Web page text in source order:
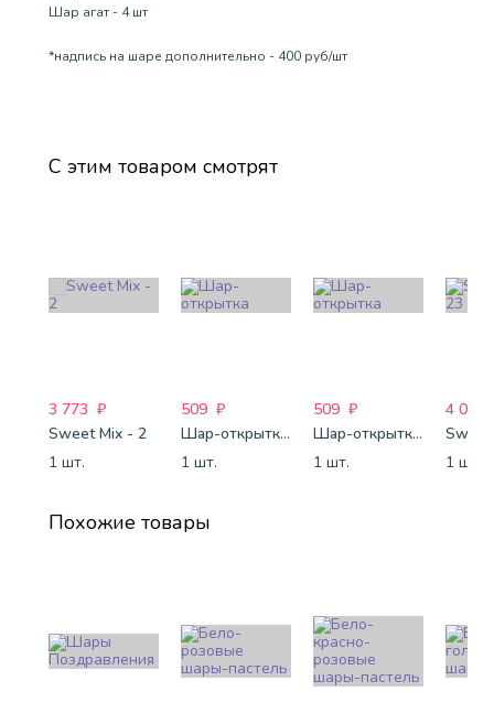
Шар агат - 4 шт
*надпись на шаре дополнительно - 400 руб/шт
С этим товаром смотрят
3 773 ₽
Sweet Mix - 2
1 шт.
509 ₽
Шар-открытка "Сердце" (45 см) - 2
1 шт.
509 ₽
Шар-открытка "Звезда" (45 см) - 1
1 шт.
4 088
1 шт.
Похожие товары